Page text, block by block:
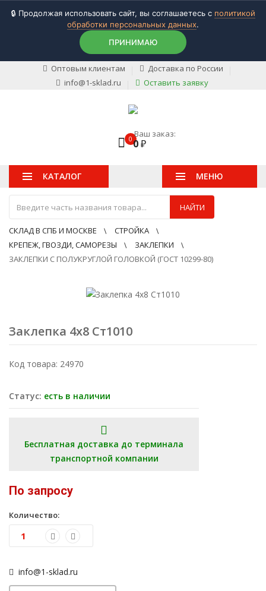
🔒 Продолжая использовать сайт, вы соглашаетесь с политикой
обработки персональных данных.
ПРИНИМАЮ
Оптовым клиентам
Доставка по России
info@1-sklad.ru
Оставить заявку
0 Ваш заказ:
0₽
КАТАЛОГ
НАЙТИ
МЕНЮ
СКЛАД В СПБ И МОСКВЕ
СТРОЙКА
КРЕПЕЖ, ГВОЗДИ, САМОРЕЗЫ
ЗАКЛЕПКИ
ЗАКЛЕПКИ С ПОЛУКРУГЛОЙ ГОЛОВКОЙ (ГОСТ 10299-80)
Заклепка 4x8 Ст1010
Код товара: 24970
Статус: есть в наличии
Бесплатная доставка до терминала
транспортной компании
По запросу
Количество:
info@1-sklad.ru